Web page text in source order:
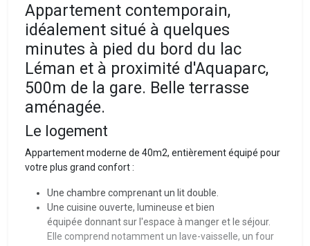
Appartement contemporain,
idéalement situé à quelques
minutes à pied du bord du lac
Léman et à proximité d'Aquaparc,
500m de la gare. Belle terrasse
aménagée.
Le logement
Appartement moderne de 40m2, entièrement équipé pour
votre plus grand confort :
Une chambre comprenant un lit double.
Une cuisine ouverte, lumineuse et bien
équipée donnant sur l'espace à manger et le séjour.
Elle comprend notamment un lave-vaisselle, un four